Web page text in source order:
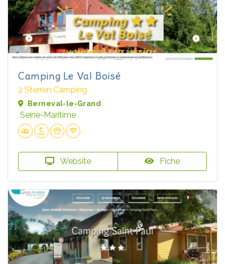
Camping Le Val Boisé
2 Sterren Camping
Berneval-le-Grand
Seine-Maritime
Website Fiche